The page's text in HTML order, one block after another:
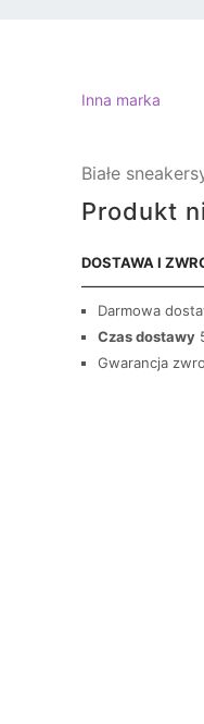
Inna marka
Białe
Produkt
DOSTAWA I
Darmowa
Czas dostawy
Gwarancja